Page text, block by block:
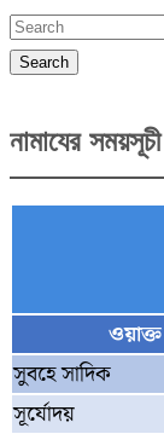
Search
নামাযের সময়সূচী
ওয়াক্ত
সুবহে সাদিক
সূর্যোদয়